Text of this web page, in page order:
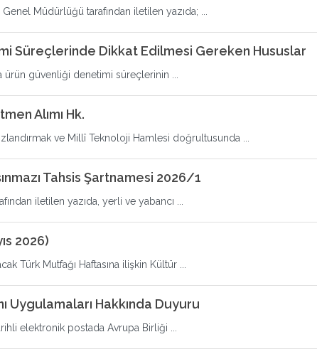
Müdürlüğü tarafından iletilen yazıda; ...
Süreçlerinde Dikkat Edilmesi Gereken Hususlar
güvenliği denetimi süreçlerinin ...
Alımı Hk.
ve Millî Teknoloji Hamlesi doğrultusunda ...
Tahsis Şartnamesi 2026/1
iletilen yazıda, yerli ve yabancı ...
2026)
Türk Mutfağı Haftasına ilişkin Kültür ...
Uygulamaları Hakkında Duyuru
elektronik postada Avrupa Birliği ...